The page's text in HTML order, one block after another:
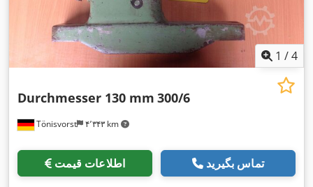
1 /4
Tönisvorst ۴٬۳۴۳ km
Durchmesser 130 mm 300/6
اطلاعات قیمت تماس بگیرید